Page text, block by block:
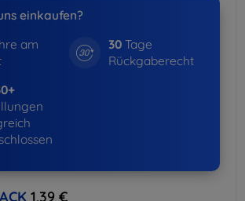
einkaufen?
am
30 Tage
Rückgaberecht
1,39 €